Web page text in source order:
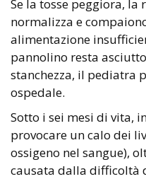
Se la tosse peggiora, la
normalizza e
alimentazione
pannolino resta
stanchezza, il pediatra
ospedale.
Sotto i sei mesi di vita,
provocare un calo dei
ossigeno nel sangue),
causata dalla difficoltà